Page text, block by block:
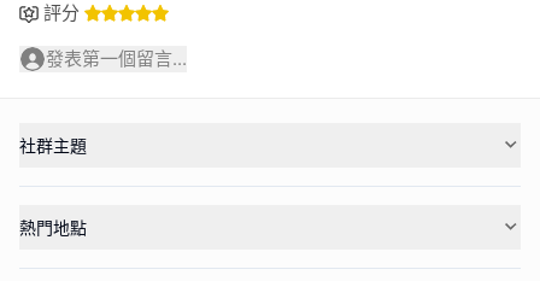
評分
發表第一個留言...
社群主題
熱門地點